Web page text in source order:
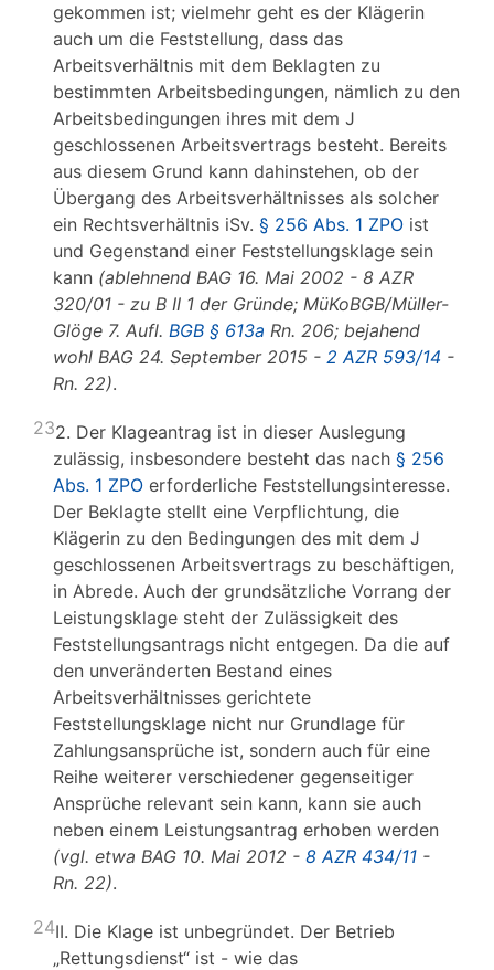
gekommen ist; vielmehr geht es der Klägerin
auch um die Feststellung, dass das
Arbeitsverhältnis mit dem Beklagten zu
bestimmten Arbeitsbedingungen, nämlich zu den
Arbeitsbedingungen ihres mit dem J
geschlossenen Arbeitsvertrags besteht. Bereits
aus diesem Grund kann dahinstehen, ob der
Übergang des Arbeitsverhältnisses als solcher
ein Rechtsverhältnis iSv. § 256 Abs. 1 ZPO ist
und Gegenstand einer Feststellungsklage sein
kann (ablehnend BAG 16. Mai 2002 - 8 AZR
320/01 - zu B II 1 der Gründe; MüKoBGB/Müller-
Glöge 7. Aufl. BGB § 613a Rn. 206; bejahend
wohl BAG 24. September 2015 - 2 AZR 593/14 -
Rn. 22).
232. Der Klageantrag ist in dieser Auslegung
zulässig, insbesondere besteht das nach § 256
Abs. 1 ZPO erforderliche Feststellungsinteresse.
Der Beklagte stellt eine Verpflichtung, die
Klägerin zu den Bedingungen des mit dem J
geschlossenen Arbeitsvertrags zu beschäftigen,
in Abrede. Auch der grundsätzliche Vorrang der
Leistungsklage steht der Zulässigkeit des
Feststellungsantrags nicht entgegen. Da die auf
den unveränderten Bestand eines
Arbeitsverhältnisses gerichtete
Feststellungsklage nicht nur Grundlage für
Zahlungsansprüche ist, sondern auch für eine
Reihe weiterer verschiedener gegenseitiger
Ansprüche relevant sein kann, kann sie auch
neben einem Leistungsantrag erhoben werden
(vgl. etwa BAG 10. Mai 2012 - 8 AZR 434/11 -
Rn. 22).
24II. Die Klage ist unbegründet. Der Betrieb
„Rettungsdienst“ ist - wie das